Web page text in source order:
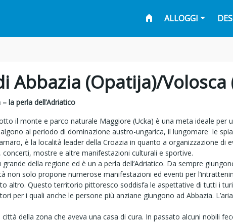
ALLOGGI
Abbazia (Opatija)/
la perla dell’Adriatico
il monte e parco naturale Maggiore (Ucka) è una meta ideale per
al periodo di dominazione austro-ungarica, il lungomare le
è la località leader della Croazia in quanto a organizzazione
concerti, mostre e altre manifestazioni culturali e sportive.
grande della regione ed è un a perla dell’Adriatico. Da sempre
non solo propone numerose manifestazioni ed eventi per
altro. Questo territorio pittoresco soddisfa le aspettative di tutti i
per i quali anche le persone più anziane giungono ad Abbazia.
della zona che aveva una casa di cura. In passato alcuni nobili